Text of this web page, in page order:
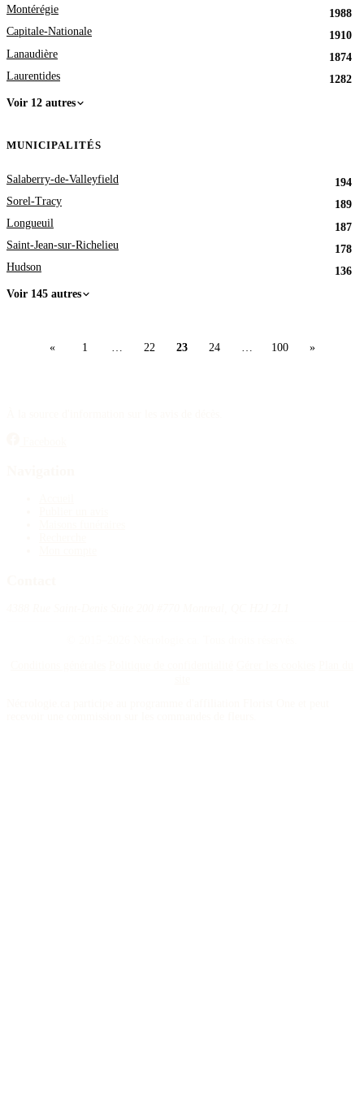
Montérégie
1988
Capitale-Nationale
1910
Lanaudière
1874
Laurentides
1282
Voir 12 autres
MUNICIPALITÉS
Salaberry-de-Valleyfield
194
Sorel-Tracy
189
Longueuil
187
Saint-Jean-sur-Richelieu
178
Hudson
136
Voir 145 autres
« 1 22 23 24 100 »